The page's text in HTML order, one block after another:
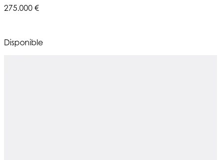
275.000 €
Disponible